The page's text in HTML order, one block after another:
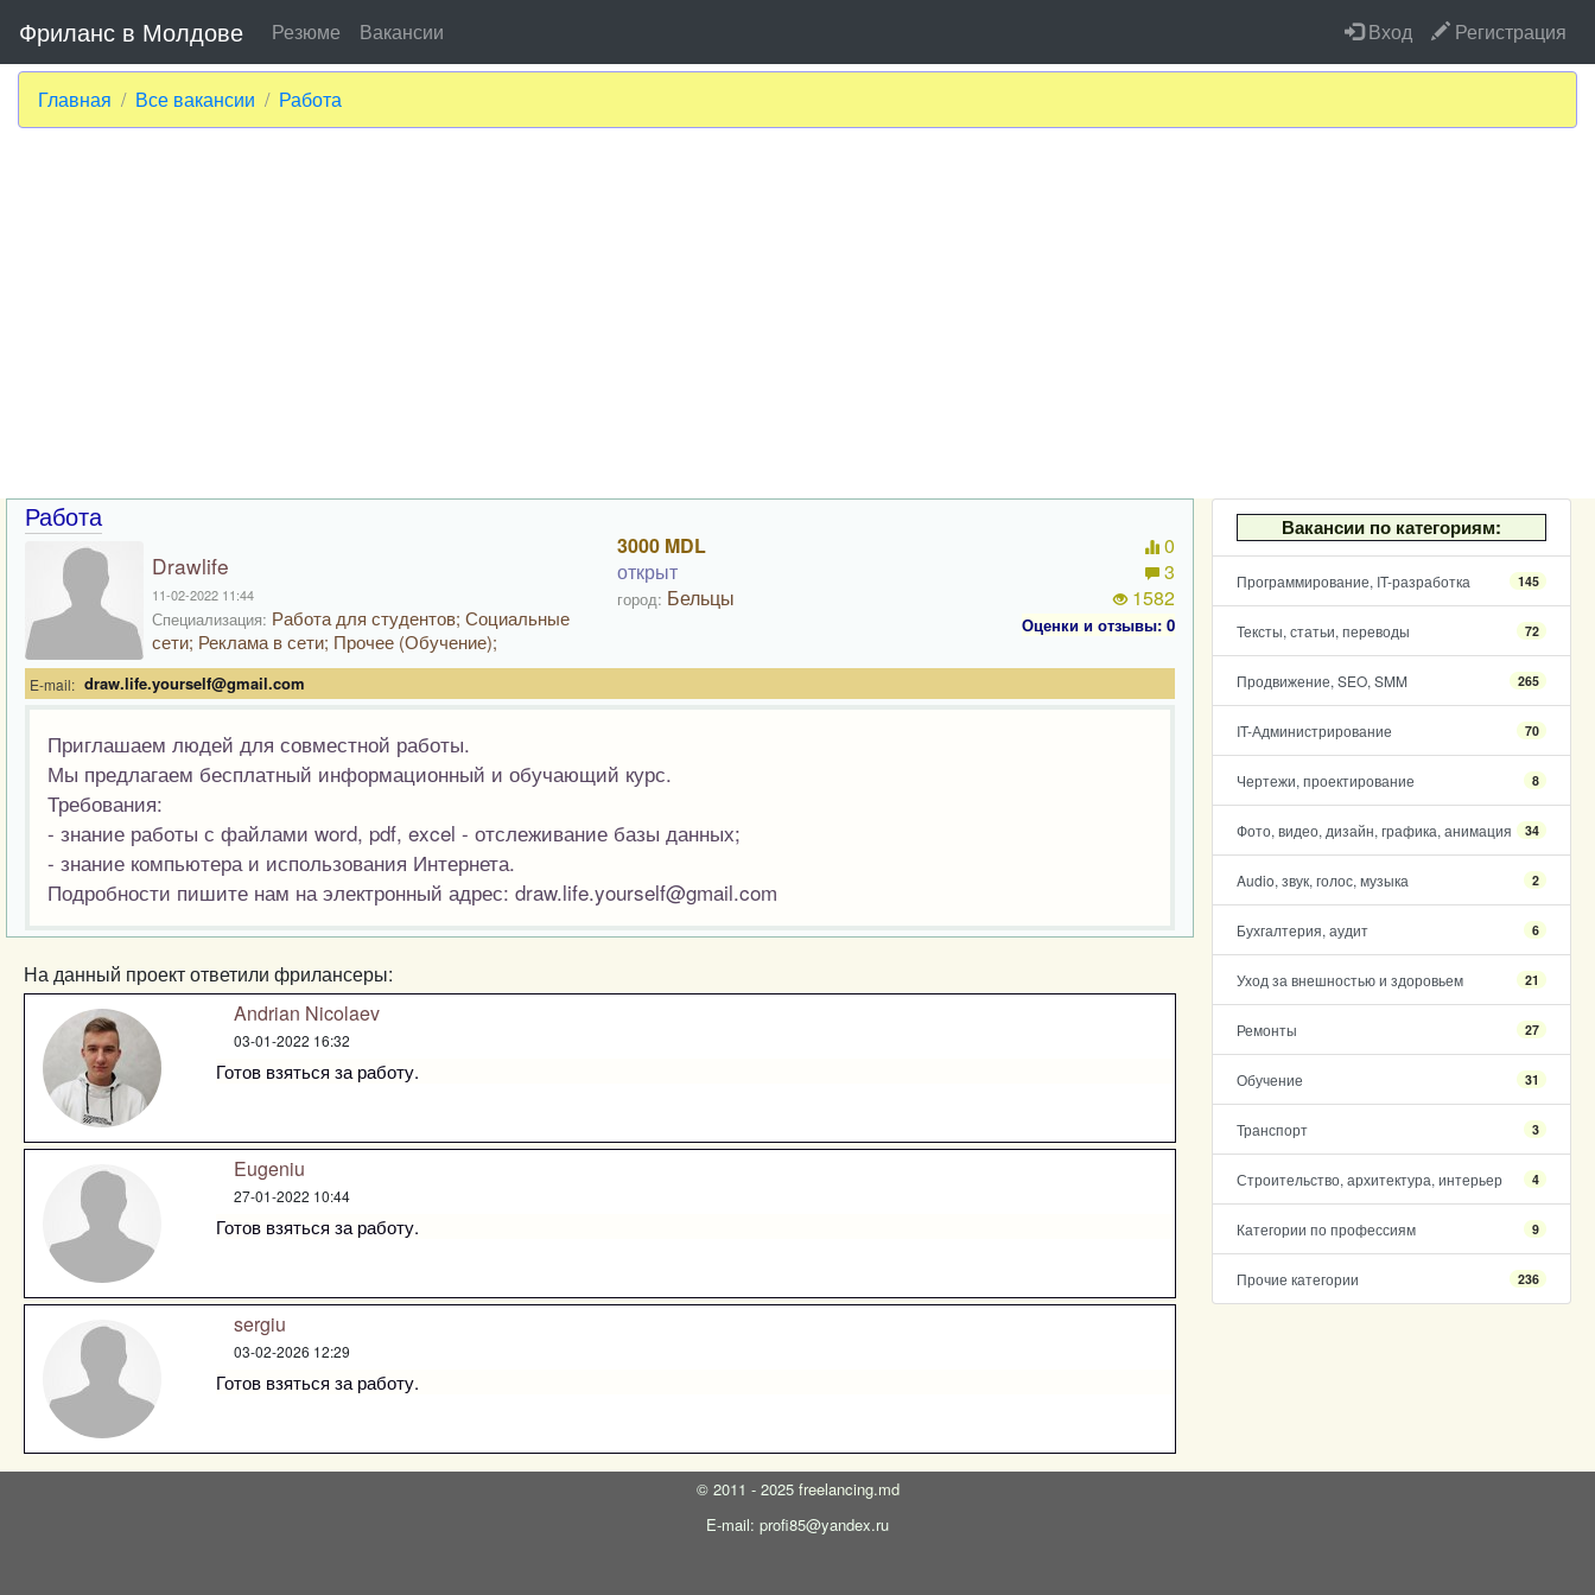
Фриланс в Молдове Резюме Вакансии Вход Регистрация
Главная Все вакансии Работа
Вакансии по категориям:
Программирование, IT-разработка 145
Тексты, статьи, переводы 72
Продвижение, SEO, SMM 265
IT-Администрирование 70
Чертежи, проектирование 8
Фото, видео, дизайн, графика, анимация 34
Audio, звук, голос, музыка 2
Бухгалтерия, аудит 6
Уход за внешностью и здоровьем 21
Ремонты 27
Обучение 31
Транспорт 3
Строительство, архитектура, интерьер 4
Категории по профессиям 9
Прочие категории 236
Работа
Drawlife
11-02-2022 11:44
Специализация: Работа для студентов; Социальные
сети; Реклама в сети; Прочее (Обучение);
3000 MDL
открыт
город: Бельцы
0
3
1582
Оценки и отзывы: 0
E-mail: draw.life.yourself@gmail.com
Приглашаем людей для совместной работы.
Мы предлагаем бесплатный информационный и обучающий курс.
Требования:
- знание работы с файлами word, pdf, excel - отслеживание базы данных;
- знание компьютера и использования Интернета.
Подробности пишите нам на электронный адрес: draw.life.yourself@gmail.com
На данный проект ответили фрилансеры:
Andrian Nicolaev
03-01-2022 16:32
Готов взяться за работу.
Eugeniu
27-01-2022 10:44
Готов взяться за работу.
sergiu
03-02-2026 12:29
Готов взяться за работу.
© 2011 - 2025 freelancing.md
E-mail: profi85@yandex.ru